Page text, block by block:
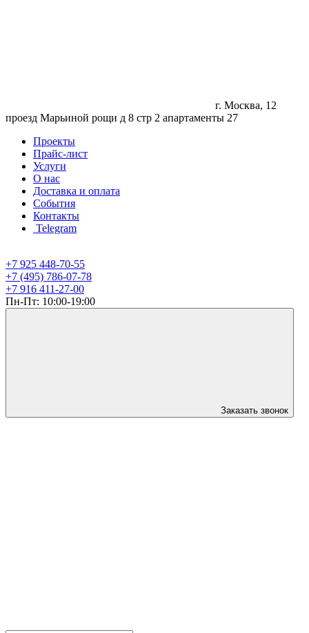
г. Москва, 12
проезд Марьиной рощи д 8 стр 2 апартаменты 27
Проекты
Прайс-лист
Услуги
О нас
Доставка и оплата
События
Контакты
Telegram
+7 925 448-70-55
+7 (495) 786-07-78
+7 916 411-27-00
Пн-Пт: 10:00-19:00
Заказать звонок